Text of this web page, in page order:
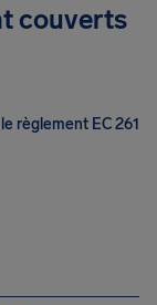
couverts
règlement EC 261